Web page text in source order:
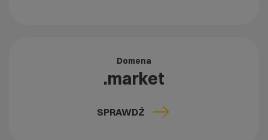
Domena
.market
SPRAWDŹ